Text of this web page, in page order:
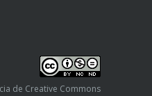
de Creative Commons